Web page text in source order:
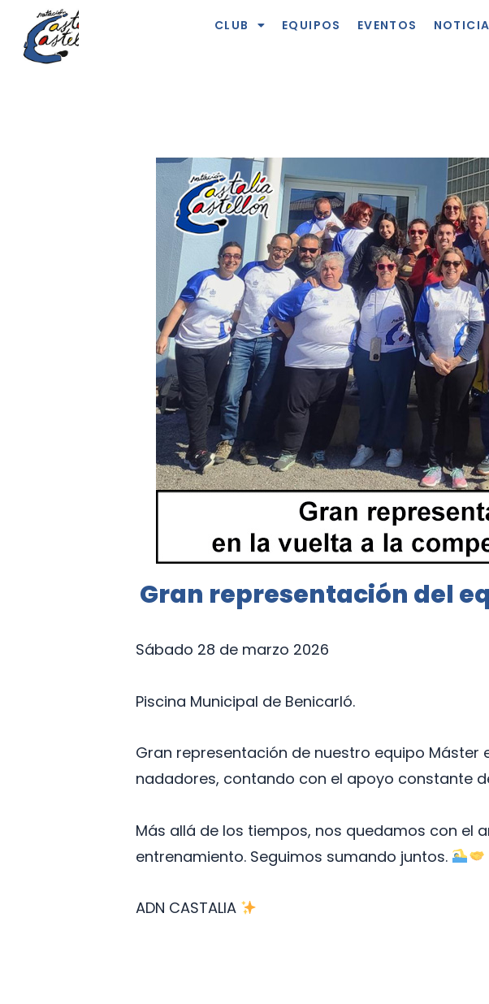
CLUB EQUIPOS EVENTOS
Gran representación del
Sábado 28 de marzo 2026
Piscina Municipal de Benicarló.
Gran representación de nuestro equipo Máster
nadadores, contando con el apoyo constante
Más allá de los tiempos, nos quedamos con el
entrenamiento. Seguimos sumando juntos.
ADN CASTALIA